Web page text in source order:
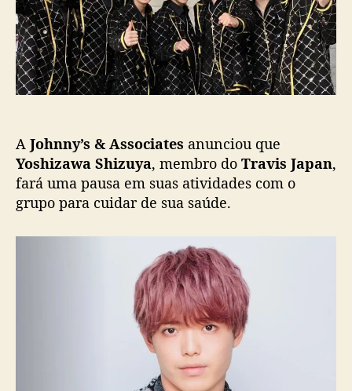
t
i
c
a
ç
ã
J
a
p
a
n
:
s
h
i
h
i
z
u
A Johnny’s & Associates anunciou que
Yoshizawa Shizuya, membro do Travis Japan,
fará uma pausa em suas atividades com o
grupo para cuidar de sua saúde.